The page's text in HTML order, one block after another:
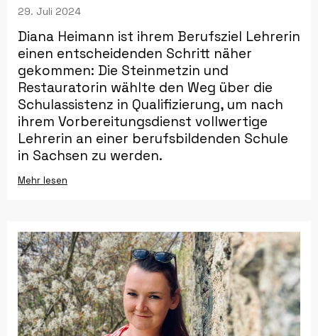
29. Juli 2024
Diana Heimann ist ihrem Berufsziel Lehrerin
einen entscheidenden Schritt näher
gekommen: Die Steinmetzin und
Restauratorin wählte den Weg über die
Schulassistenz in Qualifizierung, um nach
ihrem Vorbereitungsdienst vollwertige
Lehrerin an einer berufsbildenden Schule
in Sachsen zu werden.
Mehr lesen